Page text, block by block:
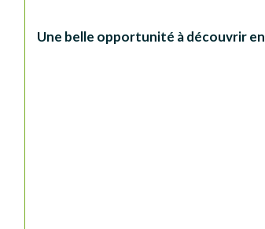
Une belle opportunité à découvrir